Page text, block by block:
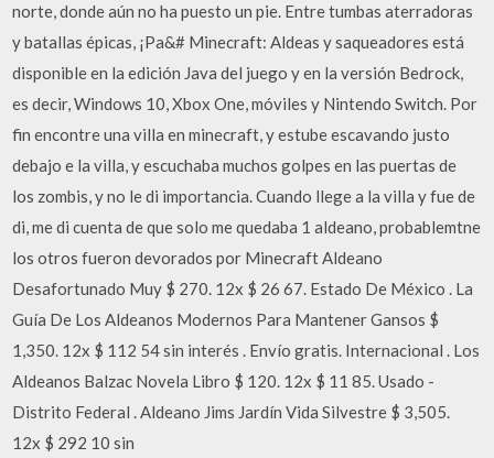
norte, donde aún no ha puesto un pie. Entre tumbas aterradoras
y batallas épicas, ¡Pa&# Minecraft: Aldeas y saqueadores está
disponible en la edición Java del juego y en la versión Bedrock,
es decir, Windows 10, Xbox One, móviles y Nintendo Switch. Por
fin encontre una villa en minecraft, y estube escavando justo
debajo e la villa, y escuchaba muchos golpes en las puertas de
los zombis, y no le di importancia. Cuando llege a la villa y fue de
di, me di cuenta de que solo me quedaba 1 aldeano, probablemtne
los otros fueron devorados por Minecraft Aldeano
Desafortunado Muy $ 270. 12x $ 26 67. Estado De México . La
Guía De Los Aldeanos Modernos Para Mantener Gansos $
1,350. 12x $ 112 54 sin interés . Envío gratis. Internacional . Los
Aldeanos Balzac Novela Libro $ 120. 12x $ 11 85. Usado -
Distrito Federal . Aldeano Jims Jardín Vida Silvestre $ 3,505.
12x $ 292 10 sin